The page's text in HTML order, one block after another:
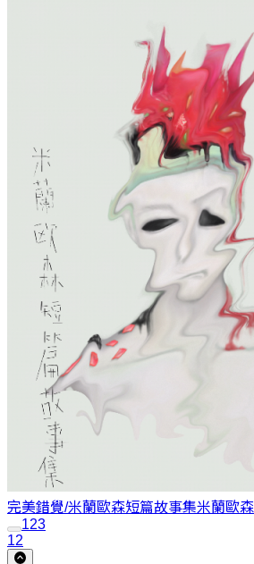
完美錯覺/米蘭歐森短篇故事集米蘭歐森
123
12